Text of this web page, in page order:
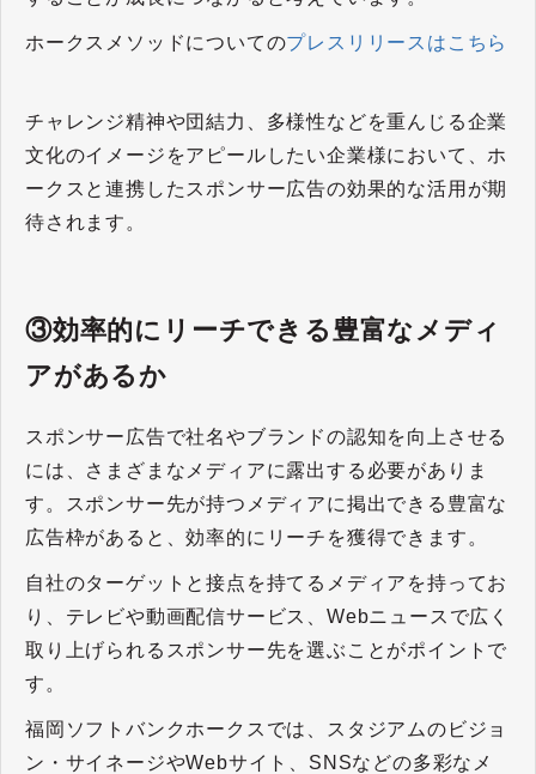
ホークスメソッドについてのプレスリリースはこちら
​​​​​​​チャレンジ精神や団結力、多様性などを重んじる企業
文化のイメージをアピールしたい企業様において、ホ
ークスと連携したスポンサー広告の効果的な活用が期
待されます。
③効率的にリーチできる豊富なメディ
アがあるか
スポンサー広告で社名やブランドの認知を向上させる
には、さまざまなメディアに露出する必要がありま
す。スポンサー先が持つメディアに掲出できる豊富な
広告枠があると、効率的にリーチを獲得できます。
自社のターゲットと接点を持てるメディアを持ってお
り、テレビや動画配信サービス、Webニュースで広く
取り上げられるスポンサー先を選ぶことがポイントで
す。
福岡ソフトバンクホークスでは、スタジアムのビジョ
ン・サイネージやWebサイト、SNSなどの多彩なメ